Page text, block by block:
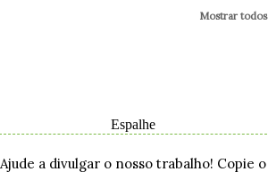
Mostrar todos
Espalhe
Ajude a divulgar o nosso trabalho! Copie o